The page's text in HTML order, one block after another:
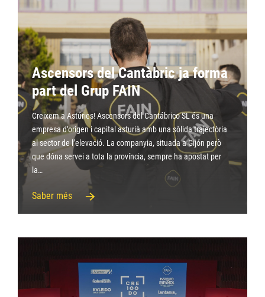
Ascensors del Cantàbric ja forma
part del Grup FAIN
Creixem a Astúries! Ascensors del Cantábrico SL és una
empresa d’origen i capital asturià amb una sòlida trajectòria
al sector de l’elevació. La companyia, situada a Gijón però
que dóna servei a tota la província, sempre ha apostat per
la…
Saber més